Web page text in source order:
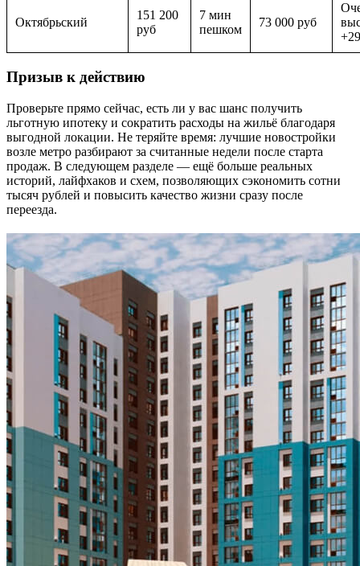
Октябрьский
151 200
руб
7 мин
пешком
73 000 руб
Призыв к действию
Проверьте прямо сейчас, есть ли у вас шанс получить
льготную ипотеку и сократить расходы на жильё благодаря
выгодной локации. Не теряйте время: лучшие новостройки
возле метро разбирают за считанные недели после старта
продаж. В следующем разделе — ещё больше реальных
историй, лайфхаков и схем, позволяющих сэкономить сотни
тысяч рублей и повысить качество жизни сразу после
переезда.